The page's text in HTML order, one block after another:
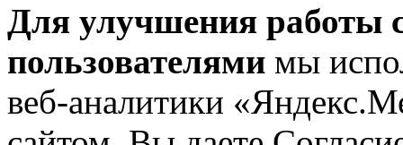
Для улучшения работы
пользователями мы
веб-аналитики